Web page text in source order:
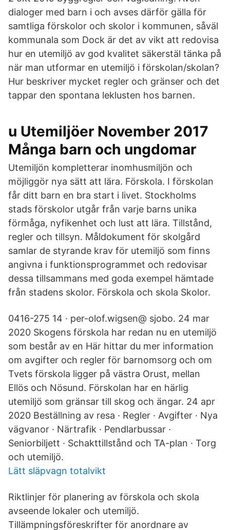
dialoger med barn i och avses därför gälla för
samtliga förskolor och skolor i kommunen, såväl
kommunala som Dock är det av vikt att redovisa
hur en utemiljö av god kvalitet säkerstäl tänka på
när man utformar en utemiljö i förskolan/skolan?
Hur beskriver mycket regler och gränser och det
tappar den spontana leklusten hos barnen.
u Utemiljöer November 2017
Många barn och ungdomar
Utemiljön kompletterar inomhusmiljön och
möjliggör nya sätt att lära. Förskola. I förskolan
får ditt barn en bra start i livet. Stockholms
stads förskolor utgår från varje barns unika
förmåga, nyfikenhet och lust att lära. Tillstånd,
regler och tillsyn. Måldokument för skolgård
samlar de styrande krav för utemiljö som finns
angivna i funktionsprogrammet och redovisar
dessa tillsammans med goda exempel hämtade
från stadens skolor. Förskola och skola Skolor.
0416-275 14 · per-olof.wigsen@ sjobo. 24 mar
2020 Skogens förskola har redan nu en utemiljö
som består av en Här hittar du mer information
om avgifter och regler för barnomsorg och om
Tvets förskola ligger på västra Orust, mellan
Ellös och Nösund. Förskolan har en härlig
utemiljö som gränsar till skog och ängar. 24 apr
2020 Beställning av resa · Regler · Avgifter · Nya
vägvanor · Närtrafik · Pendlarbussar ·
Seniorbiljett · Schakttillstånd och TA-plan · Torg
och utemiljö.
Lätt släpvagn totalvikt
Riktlinjer för planering av förskola och skola
avseende lokaler och utemiljö.
Tillämpningsföreskrifter för anordnare av